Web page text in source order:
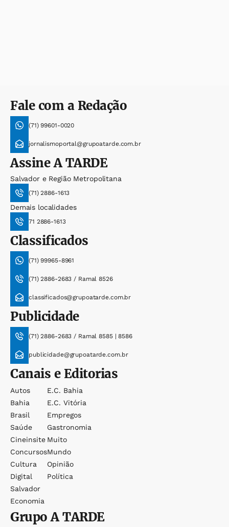
Fale com a Redação
(71) 99601-0020
jornalismoportal@grupoatarde.com.br
AssineA TARDE
Salvador e Região Metropolitana
(71) 2886-1613
Demais localidades
71 2886-1613
Classificados
(71) 99965-8961
(71) 2886-2683 / Ramal 8526
classificados@grupoatarde.com.br
Publicidade
(71) 2886-2683 / Ramal 8585 | 8586
publicidade@grupoatarde.com.br
Canais e Editorias
Autos
Bahia
Brasil
Saúde
Cineinsite
Concursos
Cultura
Digital
Salvador
Economia
E.c. Bahia
E.c. Vitória
Empregos
Gastronomia
Muito
Mundo
Opinião
Política
GrupoA TARDE